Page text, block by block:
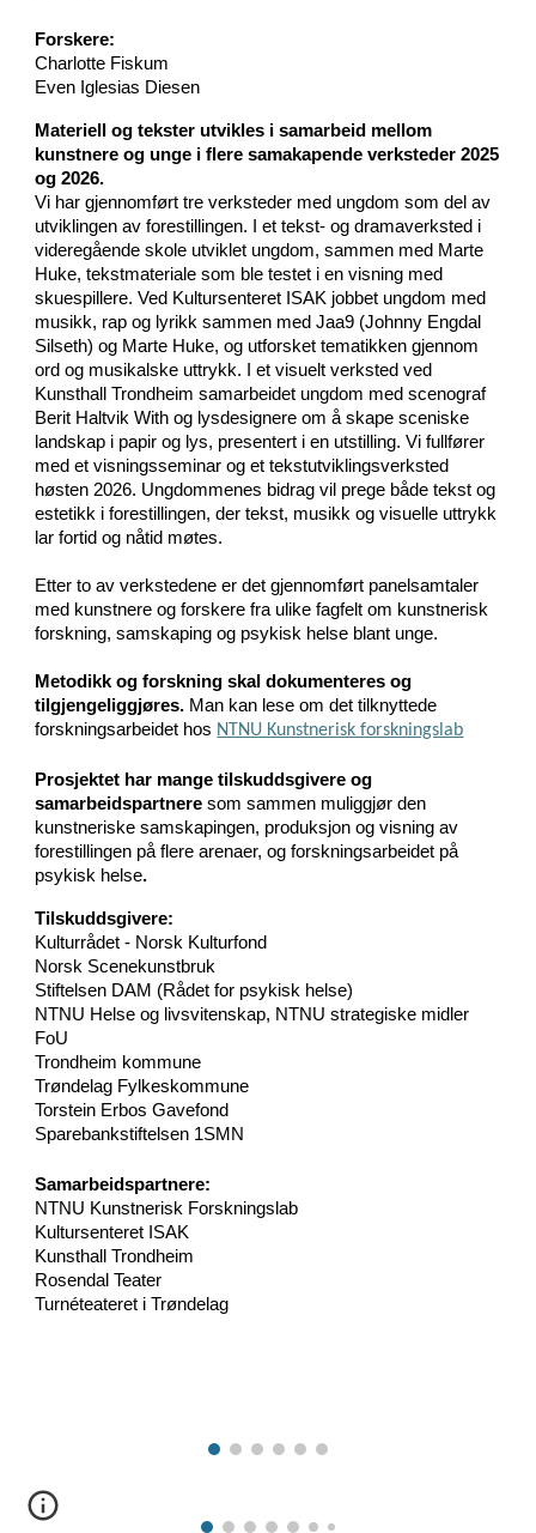
Forskere:
Charlotte Fiskum
Even Iglesias Diesen
Materiell og tekster utvikles i samarbeid mellom
kunstnere og unge i flere samakapende verksteder 2025
og 2026.
Vi har gjennomført tre verksteder med ungdom som del av
utviklingen av forestillingen. I et tekst- og dramaverksted i
videregående skole utviklet ungdom, sammen med Marte
Huke, tekstmateriale som ble testet i en visning med
skuespillere. Ved Kultursenteret ISAK jobbet ungdom med
musikk, rap og lyrikk sammen med Jaa9 (Johnny Engdal
Silseth) og Marte Huke, og utforsket tematikken gjennom
ord og musikalske uttrykk. I et visuelt verksted ved
Kunsthall Trondheim samarbeidet ungdom med scenograf
Berit Haltvik With og lysdesignere om å skape sceniske
landskap i papir og lys, presentert i en utstilling.Vi fullfører
med et visningsseminar og et tekstutviklingsverksted
høsten 2026. Ungdommenes bidrag vil prege både tekst og
estetikk i forestillingen, der tekst, musikk og visuelle uttrykk
lar fortid og nåtid møtes.
Etter to av verkstedene er det gjennomført panelsamtaler
med kunstnere og forskere fra ulike fagfelt om kunstnerisk
forskning, samskaping og psykisk helse blant unge.
Metodikk og forskning skal dokumenteres og
tilgjengeliggjøres. Man kan lese om det tilknyttede
forskningsarbeidet hos NTNU Kunstnerisk forskningslab
Prosjektet har mange tilskuddsgivere og
samarbeidspartneresom sammen muliggjør den
kunstneriske samskapingen, produksjon og visning av
forestillingen på flere arenaer, og forskningsarbeidet på
psykisk helse.
Tilskuddsgivere:
Kulturrådet - Norsk Kulturfond
Norsk Scenekunstbruk
Stiftelsen DAM (Rådet for psykisk helse)
NTNU Helse og livsvitenskap, NTNU strategiske midler
FoU
Trondheim kommune
Trøndelag Fylkeskommune
Torstein Erbos Gavefond
Sparebankstiftelsen 1SMN
Samarbeidspartnere:
NTNU Kunstnerisk Forskningslab
Kultursenteret ISAK
Kunsthall Trondheim
Rosendal Teater
Turnéteateret i Trøndelag